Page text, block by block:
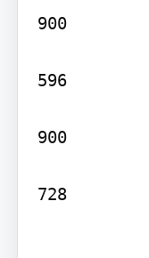
900
596
900
728